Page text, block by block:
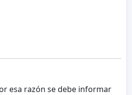
esa razón se debe informar